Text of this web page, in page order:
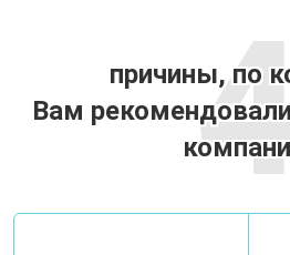
причины, по
Вам